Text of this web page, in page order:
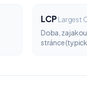
LCP Largest
Doba, za
stránce